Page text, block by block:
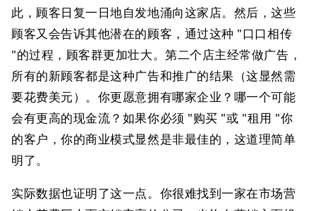
此，顾客日复一日地自发地涌向这家店。然后，这些
顾客又会告诉其他潜在的顾客，通过这种 "口口相传
"的过程，顾客群更加壮大。第二个店主经常做广告，
所有的新顾客都是这种广告和推广的结果（这显然需
要花费美元）。你更愿意拥有哪家企业？哪一个可能
会有更高的现金流？如果你必须 "购买 "或 "租用 "你
的客户，你的商业模式显然是非最佳的，这道理简单
明了。
实际数据也证明了这一点。你很难找到一家在市场营